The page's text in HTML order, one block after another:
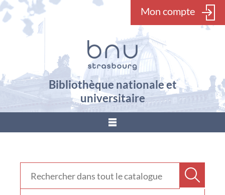
Mon compte
Bibliothèque nationale et
universitaire
???